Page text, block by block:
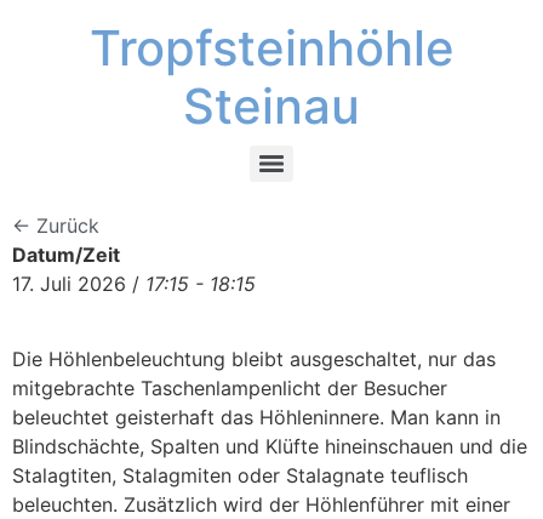
Tropfsteinhöhle
Steinau
← Zurück
Datum/Zeit
17. Juli 2026 / 17:15 - 18:15
Die Höhlenbeleuchtung bleibt ausgeschaltet, nur das
mitgebrachte Taschenlampenlicht der Besucher
beleuchtet geisterhaft das Höhleninnere. Man kann in
Blindschächte, Spalten und Klüfte hineinschauen und die
Stalagtiten, Stalagmiten oder Stalagnate teuflisch
beleuchten. Zusätzlich wird der Höhlenführer mit einer